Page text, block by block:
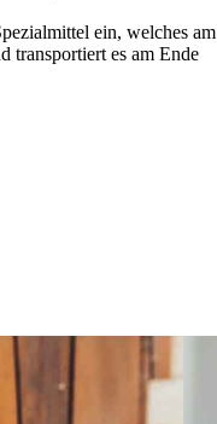
ein, welches am
transportiert es am Ende